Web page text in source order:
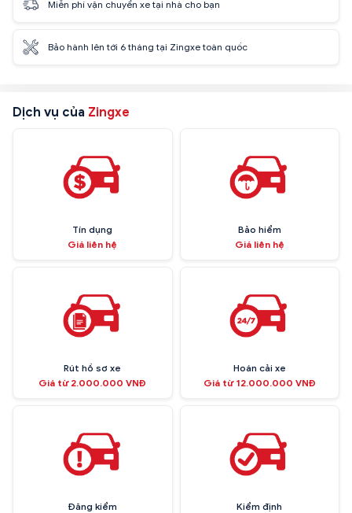
Miễn phí vận chuyển xe tại nhà cho bạn
Bảo hành lên tới 6 tháng tại Zingxe toàn quốc
Dịch vụ của Zingxe
Tín dụng
Giá liên hệ
Bảo hiểm
Giá liên hệ
Rút hồ sơ xe
Giá từ 2.000.000 VNĐ
Hoán cải xe
Giá từ 12.000.000 VNĐ
Đăng kiểm
Kiểm định